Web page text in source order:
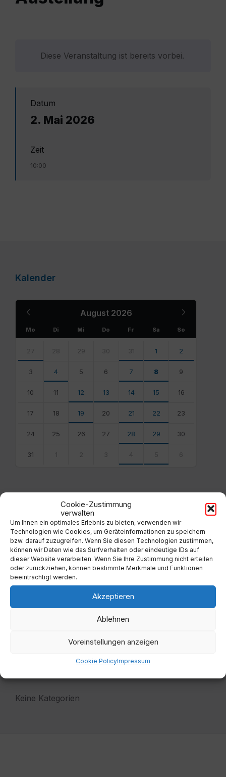
Cookie-Zustimmung
verwalten
Um Ihnen ein optimales Erlebnis zu bieten, verwenden wir
Technologien wie Cookies, um Geräteinformationen zu speichern
bzw. darauf zuzugreifen. Wenn Sie diesen Technologien zustimmen,
können wir Daten wie das Surfverhalten oder eindeutige IDs auf
dieser Website verarbeiten. Wenn Sie Ihre Zustimmung nicht erteilen
oder zurückziehen, können bestimmte Merkmale und Funktionen
beeinträchtigt werden.
Akzeptieren
Ablehnen
Voreinstellungen anzeigen
Cookie PolicyImpressum
Diese Veranstaltung ist bereits vorbei.
Datum
2. Mai 2026
Zeit
10:00
Kalender
August 2026
Month
Mo Di Mi Do Fr Sa So
calendar
days
27 28 29 30 31 1 2
3 4 5 6 7 8 9
10 11 12 13 14 15 16
17 18 19 20 21 22 23
24 25 26 27 28 29 30
31 1 2 3 4 5 6
Filter
Von:
Bis:
Filter
Keine Kategorien